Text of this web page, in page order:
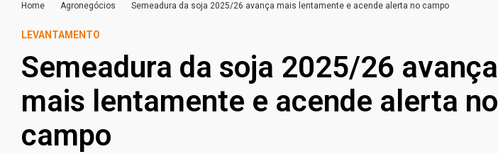
Home Agronegócios Semeadura da soja 2025/26 avança mais lentamente e acende alerta no campo
LEVANTAMENTO
Semeadura da soja 2025/26 avança
mais lentamente e acende alerta no
campo